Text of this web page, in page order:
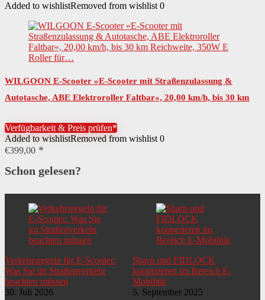
Added to wishlistRemoved from wishlist 0
WILGOON E-Scooter »E-Scooter mit Straßenzulassung &
Autotasche, ABE Elektroroller Faltbar«, 20,00 km/h, bis 30 km
Verfügbarkeit & Preis prüfen*
Added to wishlistRemoved from wishlist 0
€399,00
Schon gelesen?
Verkehrsregeln für E-Scooter:
Was Sie im Straßenverkehr
beachten müssen
30. Juli 2026
Sharp und FIDLOCK
kooperieren im Bereich E-
Mobilität
5. September 2025